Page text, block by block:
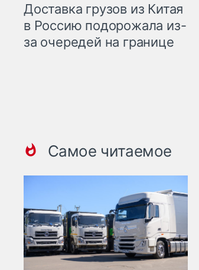
Доставка грузов из Китая
в Россию подорожала из-
за очередей на границе
Самое читаемое